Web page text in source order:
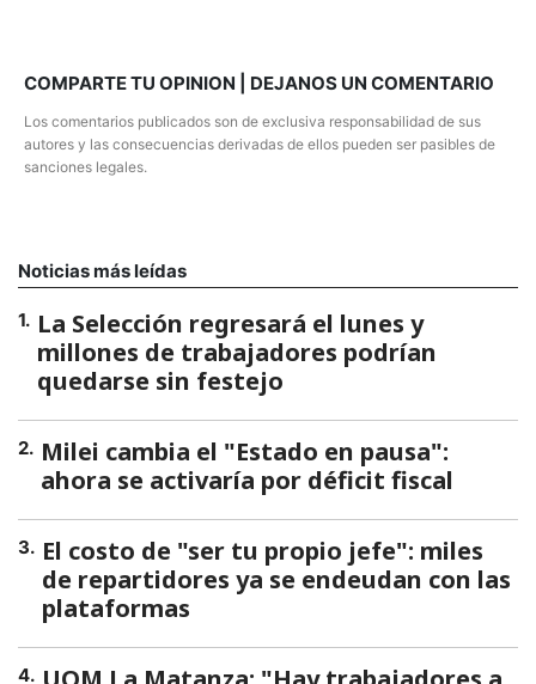
COMPARTE TU OPINION | DEJANOS UN COMENTARIO
Los comentarios publicados son de exclusiva responsabilidad de sus
autores y las consecuencias derivadas de ellos pueden ser pasibles de
sanciones legales.
Noticias más leídas
1. La Selección regresará el lunes y
millones de trabajadores podrían
quedarse sin festejo
2. Milei cambia el "Estado en pausa":
ahora se activaría por déficit fiscal
3. El costo de "ser tu propio jefe": miles
de repartidores ya se endeudan con las
plataformas
4.